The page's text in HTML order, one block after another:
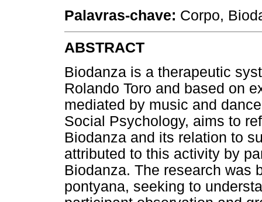
Palavras-chave: Corpo,
ABSTRACT
Biodanza is a therapeutic
Rolando Toro and based on
mediated by music and
Social Psychology, aims to
Biodanza and its relation to
attributed to this activity by
Biodanza. The research was
pontyana, seeking to